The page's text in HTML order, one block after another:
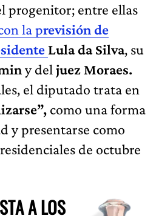
progenitor; entre ellas
la previsión de
Lula da Silva, su
y del juez Moraes.
el diputado trata en
como una forma
y presentarse como
de octubre
A LOS